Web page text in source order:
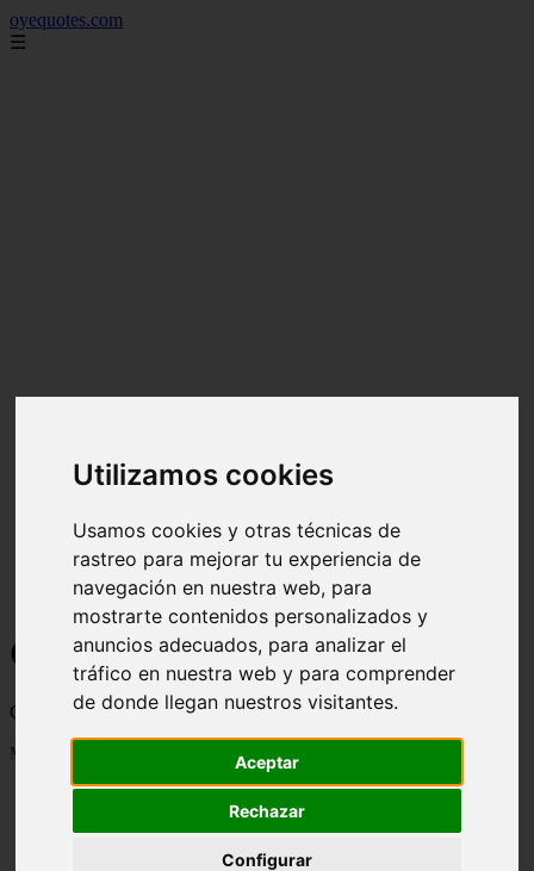
Utilizamos cookies
Usamos cookies y otras técnicas de
rastreo para mejorar tu experiencia de
navegación en nuestra web, para
mostrarte contenidos personalizados y
anuncios adecuados, para analizar el
tráfico en nuestra web y para comprender
de donde llegan nuestros visitantes.
Aceptar
Rechazar
Configurar
oyequotes.com
☰
Curiosidades y Sabias que
Cosas curiosas, curiosidades, noticias impactantes y mucho mas
Mostrando 1 - 24 de 2838 artículos